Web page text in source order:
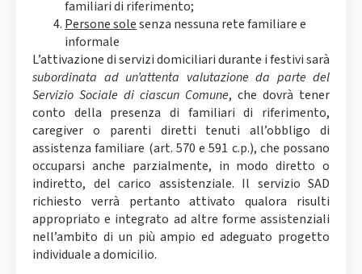
familiari di riferimento;
Persone solesenza nessuna rete familiare e
informale
L’attivazione di servizi domiciliari durante i festivi sarà
subordinata ad un’attenta valutazione da parte del
Servizio Sociale di ciascun Comune, che dovrà tener
conto della presenza di familiari di riferimento,
caregiver o parenti diretti tenuti all’obbligo di
assistenza familiare (art. 570 e 591 c.p.), che possano
occuparsi anche parzialmente, in modo diretto o
indiretto, del carico assistenziale. Il servizio SAD
richiesto verrà pertanto attivato qualora risulti
appropriato e integrato ad altre forme assistenziali
nell’ambito di un più ampio ed adeguato progetto
individuale a domicilio.